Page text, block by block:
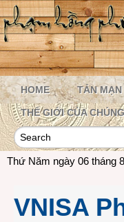
HOME TẢN MẠN
THẾ GIỚI CỦA
Thứ Năm ngày 06 tháng
VNISA